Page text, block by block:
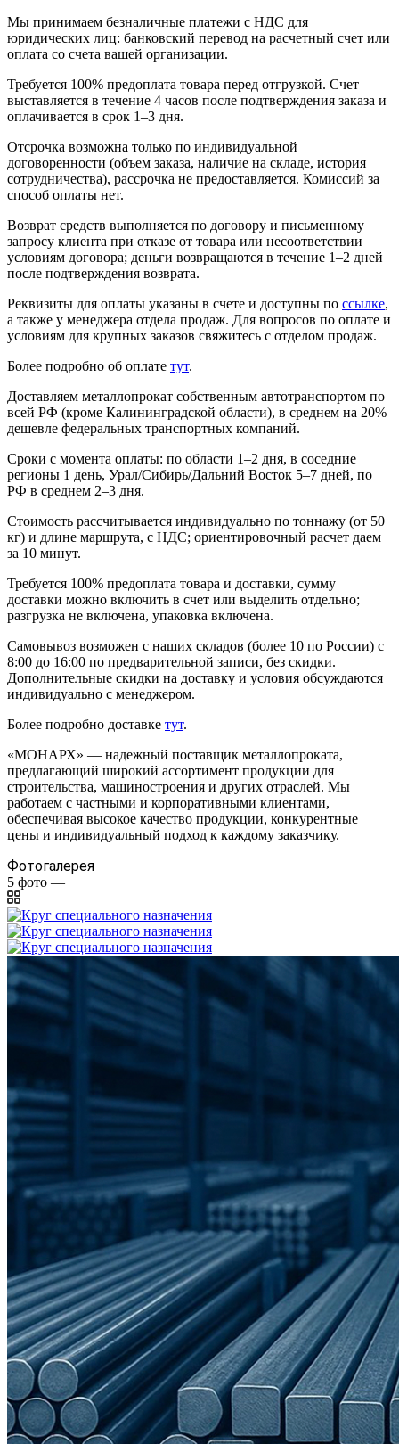
Мы принимаем безналичные платежи с НДС для
юридических лиц: банковский перевод на расчетный счет или
оплата со счета вашей организации.
Требуется 100% предоплата товара перед отгрузкой. Счет
выставляется в течение 4 часов после подтверждения заказа и
оплачивается в срок 1–3 дня.
Отсрочка возможна только по индивидуальной
договоренности (объем заказа, наличие на складе, история
сотрудничества), рассрочка не предоставляется. Комиссий за
способ оплаты нет.
Возврат средств выполняется по договору и письменному
запросу клиента при отказе от товара или несоответствии
условиям договора; деньги возвращаются в течение 1–2 дней
после подтверждения возврата.
Реквизиты для оплаты указаны в счете и доступны по ссылке,
а также у менеджера отдела продаж. Для вопросов по оплате и
условиям для крупных заказов свяжитесь с отделом продаж.
Более подробно об оплате тут.
Доставляем металлопрокат собственным автотранспортом по
всей РФ (кроме Калининградской области), в среднем на 20%
дешевле федеральных транспортных компаний.
Сроки с момента оплаты: по области 1–2 дня, в соседние
регионы 1 день, Урал/Сибирь/Дальний Восток 5–7 дней, по
РФ в среднем 2–3 дня.
Стоимость рассчитывается индивидуально по тоннажу (от 50
кг) и длине маршрута, с НДС; ориентировочный расчет даем
за 10 минут.
Требуется 100% предоплата товара и доставки, сумму
доставки можно включить в счет или выделить отдельно;
разгрузка не включена, упаковка включена.
Самовывоз возможен с наших складов (более 10 по России) с
8:00 до 16:00 по предварительной записи, без скидки.
Дополнительные скидки на доставку и условия обсуждаются
индивидуально с менеджером.
Более подробно доставке тут.
«МОНАРХ» — надежный поставщик металлопроката,
предлагающий широкий ассортимент продукции для
строительства, машиностроения и других отраслей. Мы
работаем с частными и корпоративными клиентами,
обеспечивая высокое качество продукции, конкурентные
цены и индивидуальный подход к каждому заказчику.
Фотогалерея
5 фото —